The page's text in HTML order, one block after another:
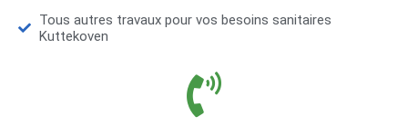
Tous autres travaux pour vos besoins sanitaires
Kuttekoven